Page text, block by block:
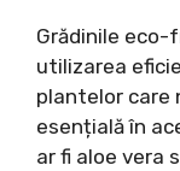
Grădinile eco-
utilizarea
plantelor care
esențială în
ar fi aloe vera